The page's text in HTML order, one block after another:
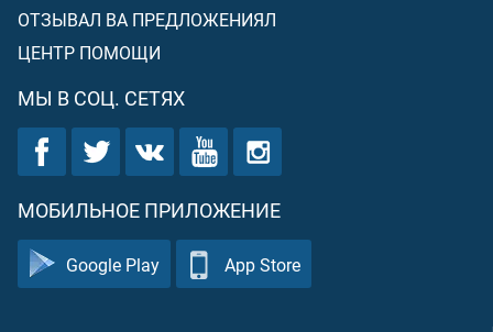
ОТЗЫВАЛ ВА ПРЕДЛОЖЕНИЯЛ
ЦЕНТР ПОМОЩИ
МЫ В СОЦ. СЕТЯХ
МОБИЛЬНОЕ ПРИЛОЖЕНИЕ
Google Play App Store